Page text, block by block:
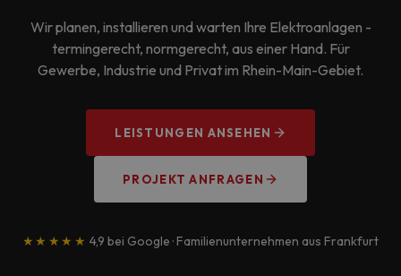
Wir planen, installieren und warten Ihre Elektroanlagen -
termingerecht, normgerecht, aus einer Hand. Für
Gewerbe, Industrie und Privat im Rhein-Main-Gebiet.
LEISTUNGEN ANSEHEN
PROJEKT ANFRAGEN
★★★★★ 4,9 bei Google · Familienunternehmen aus Frankfurt